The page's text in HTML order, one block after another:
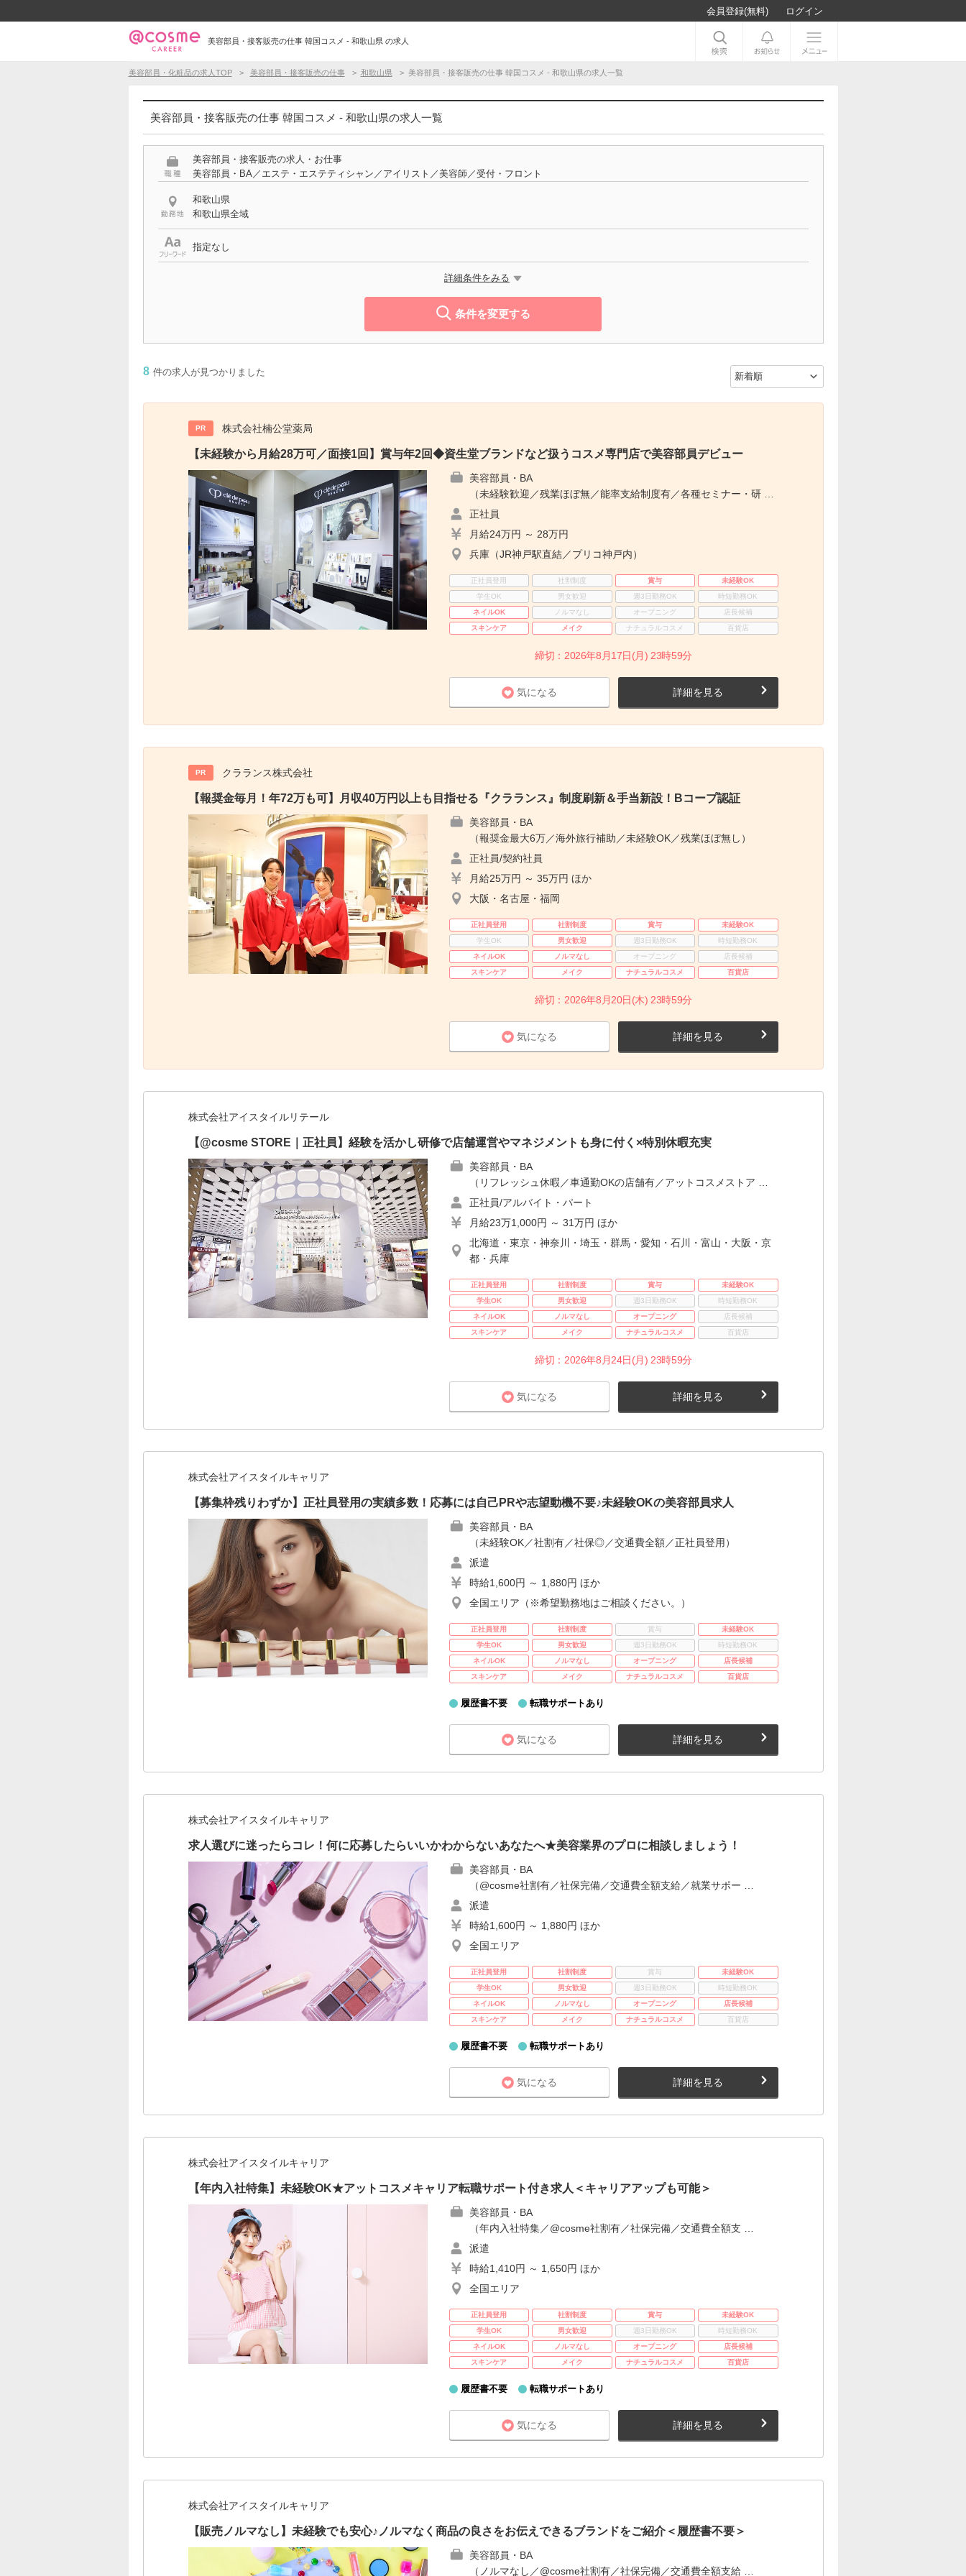
会員登録(無料) ログイン
美容部員・接客販売の仕事 韓国コスメ - 和歌山県 の求人
美容部員・化粧品の求人TOP 美容部員・接客販売の仕事 和歌山県 美容部員・接客販売の仕事 韓国コスメ - 和歌山県の求人一覧
美容部員・接客販売の仕事 韓国コスメ - 和歌山県の求人一覧
美容部員・接客販売の求人・お仕事
美容部員・BA／エステ・エステティシャン／アイリスト／美容師／受付・フロント
和歌山県
和歌山県全域
指定なし
詳細条件をみる
条件を変更する
8 件の求人が見つかりました
PR 株式会社楠公堂薬局
【未経験から月給28万可／面接1回】賞与年2回◆資生堂ブランドなど扱うコスメ専門店で美容部員デビュー
美容部員・BA
（未経験歓迎／残業ほぼ無／能率支給制度有／各種セミナー・研 …
正社員
月給24万円 ～ 28万円
兵庫（JR神戸駅直結／プリコ神戸内）
正社員登用 社割制度 賞与
未経験OK
学生OK
男女歓迎 週3日勤務OK
時短勤務OK
ネイルOK
ノルマなし オープニング
店長候補
スキンケア
メイク ナチュラルコスメ 百貨店
締切：2026年8月17日(月) 23時59分
気になる 詳細を見る
PR クラランス株式会社
【報奨金毎月！年72万も可】月収40万円以上も目指せる『クラランス』制度刷新＆手当新設！Bコープ認証
美容部員・BA
（報奨金最大6万／海外旅行補助／未経験OK／残業ほぼ無し）
正社員/契約社員
月給25万円 ～ 35万円 ほか
大阪・名古屋・福岡
正社員登用 社割制度 賞与
未経験OK
学生OK
男女歓迎 週3日勤務OK
時短勤務OK
ネイルOK
ノルマなし オープニング
店長候補
スキンケア
メイク ナチュラルコスメ 百貨店
締切：2026年8月20日(木) 23時59分
気になる 詳細を見る
株式会社アイスタイルリテール
【@cosme STORE｜正社員】経験を活かし研修で店舗運営やマネジメントも身に付く×特別休暇充実
美容部員・BA
（リフレッシュ休暇／車通勤OKの店舗有／アットコスメストア …
正社員/アルバイト・パート
月給23万1,000円 ～ 31万円 ほか
北海道・東京・神奈川・埼玉・群馬・愛知・石川・富山・大阪・京
都・兵庫
正社員登用 社割制度 賞与
未経験OK
学生OK
男女歓迎 週3日勤務OK
時短勤務OK
ネイルOK
ノルマなし オープニング
店長候補
スキンケア
メイク ナチュラルコスメ 百貨店
締切：2026年8月24日(月) 23時59分
気になる 詳細を見る
株式会社アイスタイルキャリア
【募集枠残りわずか】正社員登用の実績多数！応募には自己PRや志望動機不要♪未経験OKの美容部員求人
美容部員・BA
（未経験OK／社割有／社保◎／交通費全額／正社員登用）
派遣
時給1,600円 ～ 1,880円 ほか
全国エリア（※希望勤務地はご相談ください。）
正社員登用 社割制度 賞与
未経験OK
学生OK
男女歓迎 週3日勤務OK
時短勤務OK
ネイルOK
ノルマなし オープニング
店長候補
スキンケア
メイク ナチュラルコスメ 百貨店
履歴書不要 転職サポートあり
気になる 詳細を見る
株式会社アイスタイルキャリア
求人選びに迷ったらコレ！何に応募したらいいかわからないあなたへ★美容業界のプロに相談しましょう！
美容部員・BA
（@cosme社割有／社保完備／交通費全額支給／就業サポー …
派遣
時給1,600円 ～ 1,880円 ほか
全国エリア
正社員登用 社割制度 賞与
未経験OK
学生OK
男女歓迎 週3日勤務OK
時短勤務OK
ネイルOK
ノルマなし オープニング
店長候補
スキンケア
メイク ナチュラルコスメ 百貨店
履歴書不要 転職サポートあり
気になる 詳細を見る
株式会社アイスタイルキャリア
【年内入社特集】未経験OK★アットコスメキャリア転職サポート付き求人＜キャリアアップも可能＞
美容部員・BA
（年内入社特集／@cosme社割有／社保完備／交通費全額支 …
派遣
時給1,410円 ～ 1,650円 ほか
全国エリア
正社員登用 社割制度 賞与
未経験OK
学生OK
男女歓迎 週3日勤務OK
時短勤務OK
ネイルOK
ノルマなし オープニング
店長候補
スキンケア
メイク ナチュラルコスメ 百貨店
履歴書不要 転職サポートあり
気になる 詳細を見る
株式会社アイスタイルキャリア
【販売ノルマなし】未経験でも安心♪ノルマなく商品の良さをお伝えできるブランドをご紹介＜履歴書不要＞
美容部員・BA
（ノルマなし／@cosme社割有／社保完備／交通費全額支給 …